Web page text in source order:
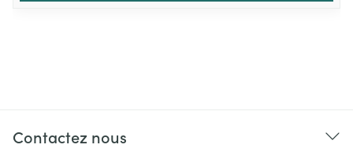
Contactez nous